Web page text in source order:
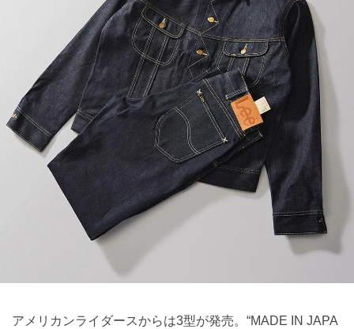
アメリカンライダースからは3型が発売。“MADE IN JAPA